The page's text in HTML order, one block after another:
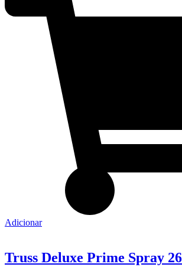
Adicionar
Truss Deluxe Prime Spray